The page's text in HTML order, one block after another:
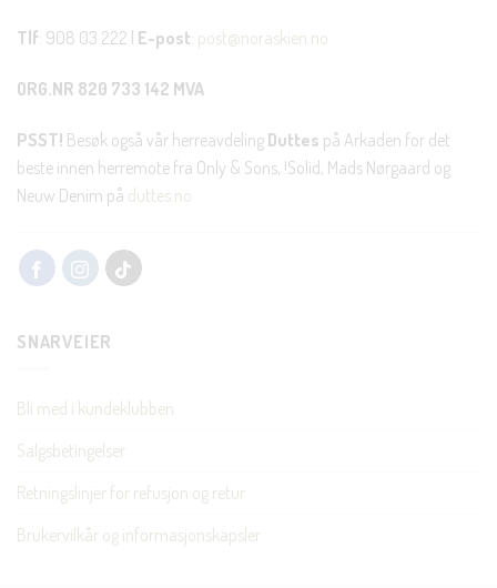
Tlf: 908 03 222 | E-post: post@noraskien.no
ORG.NR 820 733 142 MVA
PSST! Besøk også vår herreavdeling Duttes på Arkaden for det
beste innen herremote fra Only & Sons, !Solid, Mads Nørgaard og
Neuw Denim på duttes.no
SNARVEIER
Bli med i kundeklubben
Salgsbetingelser
Retningslinjer for refusjon og retur
Brukervilkår og informasjonskapsler